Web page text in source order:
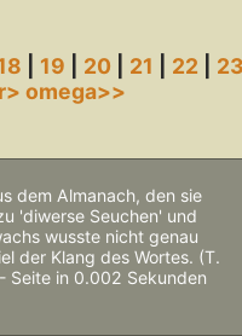
19 20| 21 22
omega>>
dem Almanach, den sie
'diwerse Seuchen' und
wusste nicht genau
der Klang des Wortes. (T.
Seite in 0.002 Sekunden